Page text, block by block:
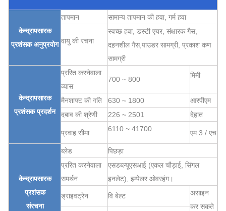
केन्द्रापसारक
प्रशंसक अनुप्रयोग
तापमान सामान्य तापमान की हवा, गर्म हवा
वायु की रचना
स्वच्छ हवा , डस्टी एयर, संक्षारक गैस,
दहनशील गैस,पाउडर सामग्री, प्रकाश कण
सामग्री
केन्द्रापसारक
प्रशंसकप्रदर्शन
प्ररित करनेवाला
व्यास
700 ~ 800 मिमी
मैनशाफ्ट की गति 630 ~ 1800
आरपीएम
दबाव की श्रेणी
226 ~ 2501 देहात
प्रवाह सीमा 6110 ~ 41700 एम 3 / एच
केन्द्रापसारक
प्रशंसक
संरचना
ब्लेड
पिछड़ा
प्ररित करनेवाला
समर्थन
एसडब्ल्यूएसआई (एकल चौड़ाई, सिंगल
इनलेट), इम्पेलर ओवरहंग।
ड्राइवट्रेन वि बेल्ट
असाइन
कर सकते